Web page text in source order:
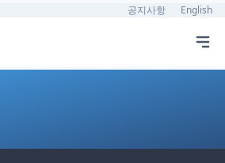
공지사항 English